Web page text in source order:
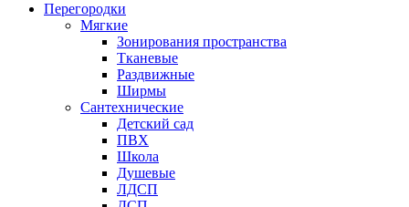
Перегородки
Мягкие
Зонирования пространства
Тканевые
Раздвижные
Ширмы
Сантехнические
Детский сад
ПВХ
Школа
Душевые
ЛДСП